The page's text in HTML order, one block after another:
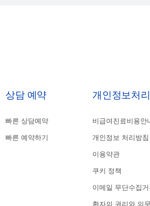
상담 예약
빠른 상담예약
빠른 예약하기
개인정보처
비급여진료비용안
개인정보 처리방침
이용약관
쿠키 정책
이메일 무단수집거
환자의 권리와 의무